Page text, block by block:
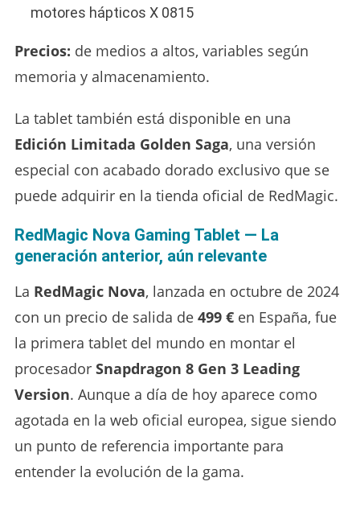
motores hápticos X 0815
Precios: de medios a altos, variables según
memoria y almacenamiento.
La tablet también está disponible en una
Edición Limitada Golden Saga, una versión
especial con acabado dorado exclusivo que se
puede adquirir en la tienda oficial de RedMagic.
RedMagic Nova Gaming Tablet — La
generación anterior, aún relevante
La RedMagic Nova, lanzada en octubre de 2024
con un precio de salida de 499 €en España, fue
la primera tablet del mundo en montar el
procesador Snapdragon 8 Gen 3 Leading
Version. Aunque a día de hoy aparece como
agotada en la web oficial europea, sigue siendo
un punto de referencia importante para
entender la evolución de la gama.